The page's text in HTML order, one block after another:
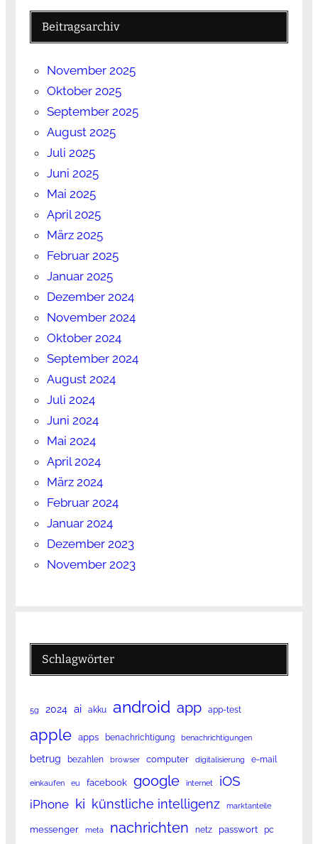
Beitragsarchiv
November 2025
Oktober 2025
September 2025
August 2025
Juli 2025
Juni 2025
Mai 2025
April 2025
März 2025
Februar 2025
Januar 2025
Dezember 2024
November 2024
Oktober 2024
September 2024
August 2024
Juli 2024
Juni 2024
Mai 2024
April 2024
März 2024
Februar 2024
Januar 2024
Dezember 2023
November 2023
Schlagwörter
5g 2024 ai akku android app app-test
apple apps benachrichtigung benachrichtigungen
betrug bezahlen browser computer digitalisierung e-mail
einkaufen eu facebook google internet iOS
iPhone ki künstliche intelligenz marktanteile
messenger meta nachrichten netz passwort pc